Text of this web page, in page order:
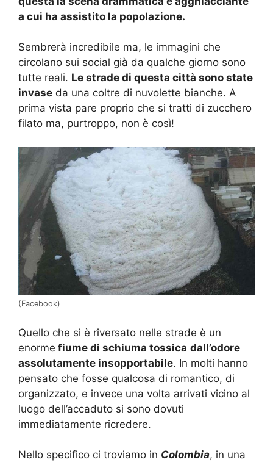
a cui ha assistito la popolazione.
Sembrerà incredibile ma, le immagini che
circolano sui social già da qualche giorno sono
tutte reali. Le strade di questa città sono state
invase da una coltre di nuvolette bianche. A
prima vista pare proprio che si tratti di zucchero
filato ma, purtroppo, non è così!
(Facebook)
Quello che si è riversato nelle strade è un
enorme fiume di schiuma tossica dall’odore
assolutamente insopportabile. In molti hanno
pensato che fosse qualcosa di romantico, di
organizzato, e invece una volta arrivati vicino al
luogo dell’accaduto si sono dovuti
immediatamente ricredere.
Nello specifico ci troviamo in Colombia, in una